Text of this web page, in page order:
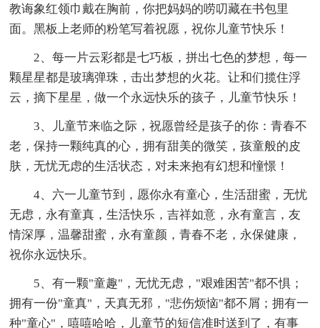
教诲象红领巾戴在胸前，你把妈妈的唠叨藏在书包里
面。黑板上老师的粉笔写着祝愿，祝你儿童节快乐！
2、每一片云彩都是七巧板，拼出七色的梦想，每一
颗星星都是玻璃弹珠，击出梦想的火花。让和们揽住浮
云，摘下星星，做一个永远快乐的孩子，儿童节快乐！
3、儿童节来临之际，祝愿曾经是孩子的你：青春不
老，保持一颗纯真的心，拥有甜美的微笑，孩童般的皮
肤，无忧无虑的生活状态，对未来抱有幻想和憧憬！
4、六一儿童节到，愿你永有童心，生活甜蜜，无忧
无虑，永有童真，生活快乐，吉祥如意，永有童言，友
情深厚，温馨甜蜜，永有童颜，青春不老，永保健康，
祝你永远快乐。
5、有一颗"童趣"，无忧无虑，"艰难困苦"都不惧；
拥有一份"童真"，天真无邪，"悲伤烦恼"都不屑；拥有一
种"童心"，嘻嘻哈哈，儿童节的短信准时送到了，有事